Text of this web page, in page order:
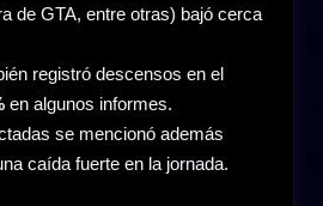
de GTA, entre otras) bajó cerca
registró descensos en el
en algunos informes.
se mencionó además
caída fuerte en la jornada.